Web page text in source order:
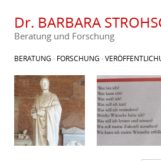
Dr. BARBARA
Beratung und Forschung
BERATUNG · FORSCHUNG ·